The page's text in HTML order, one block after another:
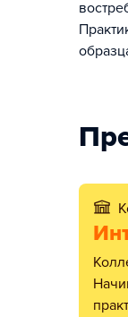
Колледж сотрудничает с ведущими IT-компаниями.